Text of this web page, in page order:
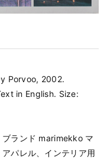
Porvoo, 2002.
in English. Size:
ブランド marimekko マ
パレル、インテリア用